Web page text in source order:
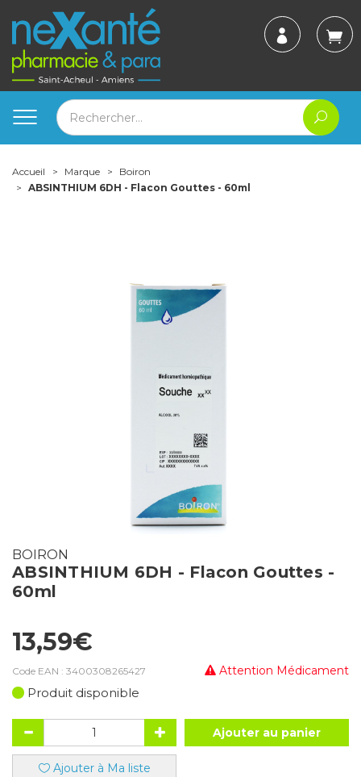
Accueil Marque
Boiron
ABSINTHIUM 6DH - Flacon Gouttes - 60ml
BOIRON
ABSINTHIUM 6DH - Flacon Gouttes -
60ml
13,59€
Attention Médicament
Code EAN : 3400308265427
Produit disponible
Ajouter au panier
Ajouter à Ma liste